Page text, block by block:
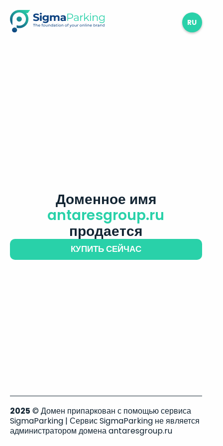
RU
Доменное имя
antaresgroup.ru
продается
КУПИТЬ СЕЙЧАС
2025 © Домен припаркован с помощью сервиса
SigmaParking | Сервис SigmaParking не является
администратором домена antaresgroup.ru